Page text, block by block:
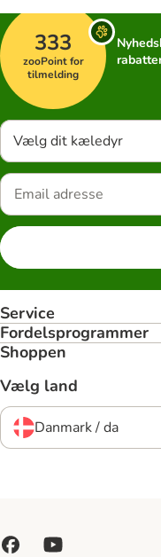
333
zooPoint for
tilmelding
Vælg dit kæledyr
Service
Fordelsprogrammer
Shoppen
Vælg land
Danmark / da